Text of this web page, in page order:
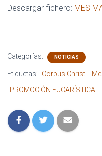
Descargar fichero: MES
Categorías: NOTICIAS
Etiquetas: Corpus Christi
PROMOCIÓN EUCARÍSTICA